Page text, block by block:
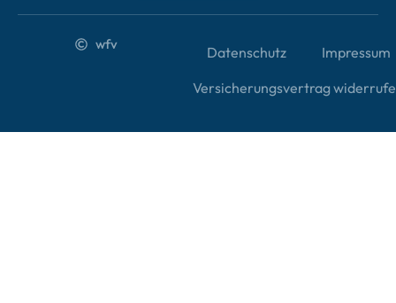
wfv Datenschutz
Impressum
Versicherungsvertrag